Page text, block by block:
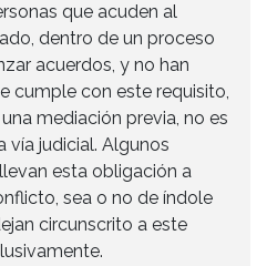
que acuden al
dentro de un proceso
acuerdos, y no han
cumple con este requisito,
mediación previa, no es
vía judicial. Algunos
esta obligación a
sea o no de índole
circunscrito a este